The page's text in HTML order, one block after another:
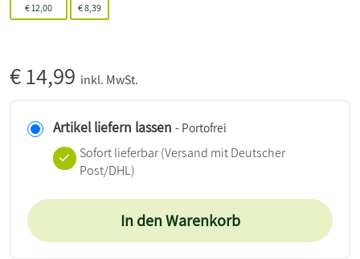
€ 12,00
€8,39
€14,99 inkl. MwSt.
Artikel liefern lassen - Portofrei
Sofort lieferbar(Versand mit Deutscher
Post/DHL)
In den Warenkorb